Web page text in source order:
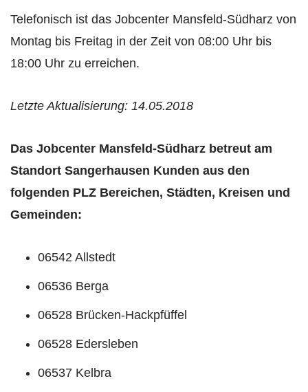
Telefonisch ist das Jobcenter Mansfeld-Südharz von
Montag bis Freitag in der Zeit von 08:00 Uhr bis
18:00 Uhr zu erreichen.
Letzte Aktualisierung: 14.05.2018
Das Jobcenter Mansfeld-Südharz betreut am
Standort Sangerhausen Kunden aus den
folgenden PLZ Bereichen, Städten, Kreisen und
Gemeinden:
06542 Allstedt
06536 Berga
06528 Brücken-Hackpfüffel
06528 Edersleben
06537 Kelbra